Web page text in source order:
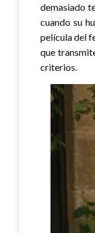
demasiado
cuando su
película del
que
criterios.